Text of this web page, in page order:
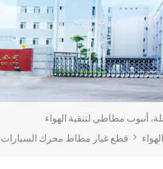
قطع غيار مطاط محرك السيارات